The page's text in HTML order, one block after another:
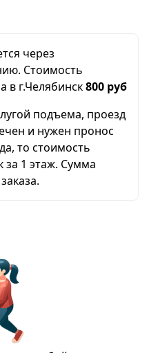
через
Стоимость
в г.Челябинск800 руб
подъема, проезд
и нужен пронос
то стоимость
за 1 этаж. Сумма